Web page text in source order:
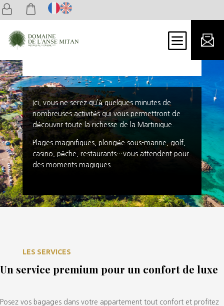
b
A PROXIMITÉ
Ici, vous ne serez qu’à quelques minutes de
nombreuses activités qui vous permettront de
découvrir toute la richesse de la Martinique.
Plages magnifiques, plongée sous-marine, golf,
casino, pêche, restaurants…vous attendent pour
des moments magiques.
LES SERVICES
Un service premium pour un confort de luxe
Posez vos bagages dans votre appartement tout confort et profitez